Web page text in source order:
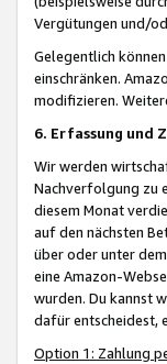
Vergütungen und/
Gelegentlich
einschränken.
modifizieren.
6. Erfassung und
Wir werden
Nachverfolgung zu
diesem Monat
auf den nächsten
über oder unter
eine Amazon-
wurden. Du kannst
dafür entscheidest,
Option 1: Zahlung